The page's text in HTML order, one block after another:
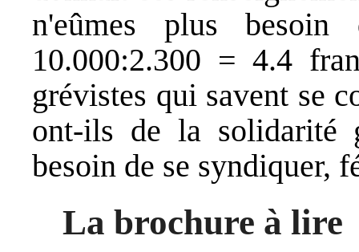
n'eûmes plus besoin
10.000:2.300 = 4.4
grévistes qui savent se
ont-ils de la solidarité
besoin de se syndiquer,
La brochure à lire